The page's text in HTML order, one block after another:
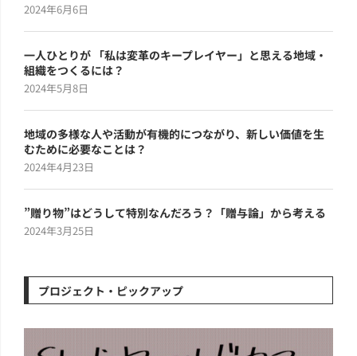
2024年6月6日
一人ひとりが 「私は変革のキープレイヤー」と思える地域・
組織をつくるには？
2024年5月8日
地域の多様な人や活動が有機的につながり、新しい価値を生
むために必要なことは？
2024年4月23日
”贈り物”はどうして特別なんだろう？「贈与論」から考える
2024年3月25日
プロジェクト・ピックアップ